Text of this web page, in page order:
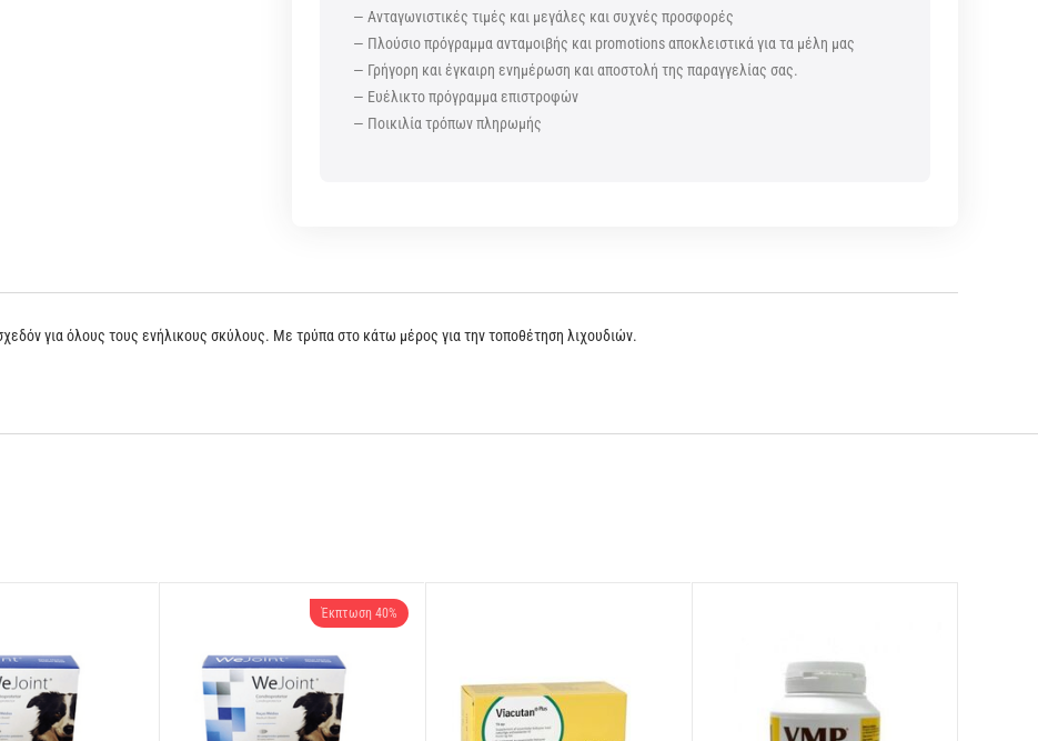
— Ανταγωνιστικές τιμές και μεγάλες και συχνές προσφορές
— Πλούσιο πρόγραμμα ανταμοιβής και promotions αποκλειστικά για τα μέλη μας
— Γρήγορη και έγκαιρη ενημέρωση και αποστολή της παραγγελίας σας.
— Ευέλικτο πρόγραμμα επιστροφών
— Ποικιλία τρόπων πληρωμής
για όλους τους ενήλικους σκύλους. Με τρύπα στο κάτω μέρος για την τοποθέτηση λιχουδιών.
Έκπτωση 40%